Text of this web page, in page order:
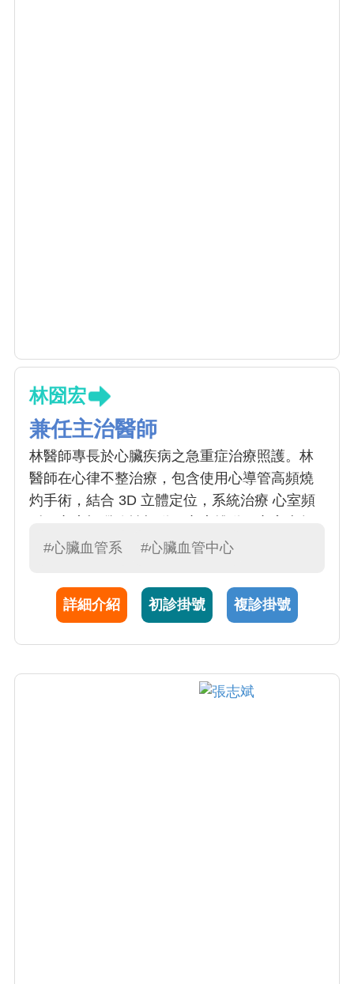
林圀宏
兼任主治醫師
林醫師專長於心臟疾病之急重症治療照護。林
醫師在心律不整治療，包含使用心導管高頻燒
灼手術，結合 3D 立體定位，系統治療 心室頻
脈亦有所長。在植入性心臟電子裝置，包含使
心室頻脈心室顫動、預防猝死之發生以及雙心
室同步調律器來治療心衰竭，享有盛名。目前
#心臟血管系 #心臟血管中心
詳細介紹 初診掛號 複診掛號